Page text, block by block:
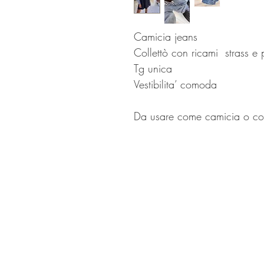
Camicia jeans
Collettò con ricami  strass e
Tg unica
Vestibilita’ comoda